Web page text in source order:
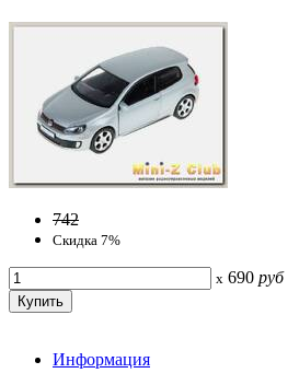
742
Скидка 7%
x 690 руб
Информация